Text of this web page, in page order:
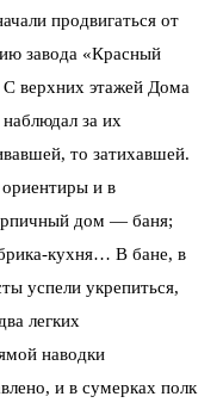
продвигаться от
завода «Красный
С верхних этажей Дома
за их
то затихавшей.
и в
дом — баня;
кухня… В бане, в
успели укрепиться,
легких
наводки
и в сумерках полк